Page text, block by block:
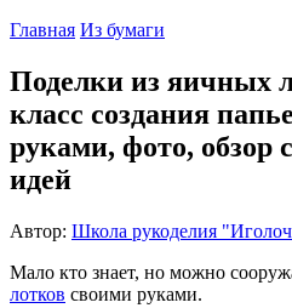
Главная Из бумаги
Поделки из яичных
класс создания
руками, фото, обзор
идей
Автор: Школа рукоделия
Мало кто знает, но можно
лотков своими руками.